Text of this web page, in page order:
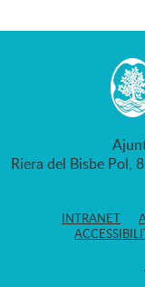
Riera del Bisbe Pol,
INTRANET